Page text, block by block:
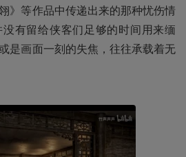
》等作品中传递出来的那种忧伤情
有留给侠客们足够的时间用来缅
是画面一刻的失焦，往往承载着无